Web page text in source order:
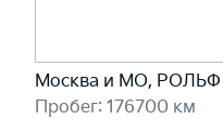
Москва и МО, РОЛЬФ
Пробег: 176700 км